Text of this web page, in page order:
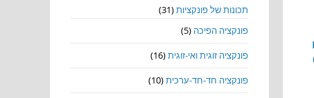
תכונות של פונקציות(31)
פונקציה הפיכה (5)
פונקציה זוגית ואי-זוגית(16)
פונקציה חד-חד-ערכית(10)